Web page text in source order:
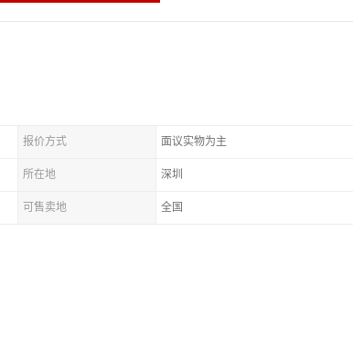
报价方式 面议实物为主
所在地 深圳
可售卖地 全国